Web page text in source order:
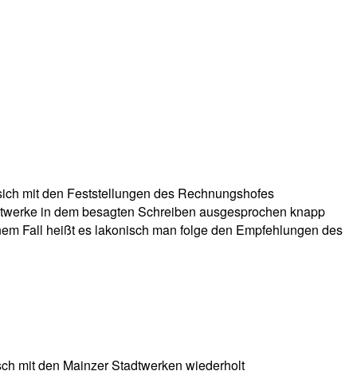
mit den Feststellungen des Rechnungshofes
in dem besagten Schreiben ausgesprochen knapp
Fall heißt es lakonisch man folge den Empfehlungen des
mit den Mainzer Stadtwerken wiederholt